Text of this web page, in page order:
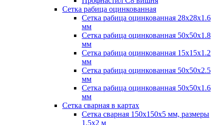
Сетка рабица оцинкованная
Сетка рабица оцинкованная 28х28х1.6
мм
Сетка рабица оцинкованная 50х50х1.8
мм
Сетка рабица оцинкованная 15х15х1.2
мм
Сетка рабица оцинкованная 50х50х2.5
мм
Сетка рабица оцинкованная 50х50х1.6
мм
Сетка сварная в картах
Сетка сварная 150х150х5 мм, размеры
1.5х2 м